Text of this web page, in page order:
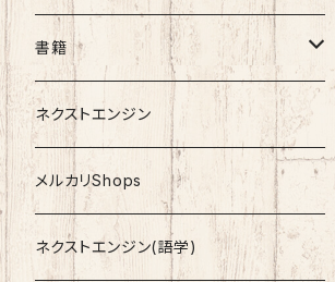
書籍
関西大学テキスト
就活
資格
ネクストエンジン
メルカリShops
ネクストエンジン(語学)